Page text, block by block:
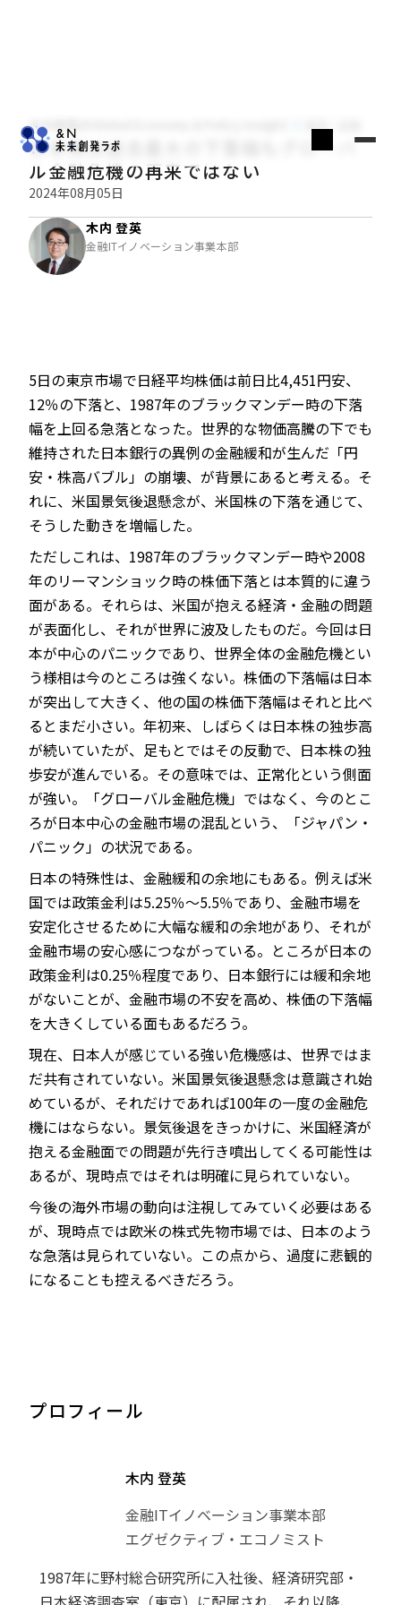
JP EN
木内登英のGlobal Economy & Policy Insight
日本株は過去最大の下落幅もグローバ
ル金融危機の再来ではない
2024年08月05日
木内 登英
金融ITイノベーション事業本部
5日の東京市場で日経平均株価は前日比4,451円安、
12％の下落と、1987年のブラックマンデー時の下落
幅を上回る急落となった。世界的な物価高騰の下でも
維持された日本銀行の異例の金融緩和が生んだ「円
安・株高バブル」の崩壊、が背景にあると考える。そ
れに、米国景気後退懸念が、米国株の下落を通じて、
そうした動きを増幅した。
ただしこれは、1987年のブラックマンデー時や2008
年のリーマンショック時の株価下落とは本質的に違う
面がある。それらは、米国が抱える経済・金融の問題
が表面化し、それが世界に波及したものだ。今回は日
本が中心のパニックであり、世界全体の金融危機とい
う様相は今のところは強くない。株価の下落幅は日本
が突出して大きく、他の国の株価下落幅はそれと比べ
るとまだ小さい。年初来、しばらくは日本株の独歩高
が続いていたが、足もとではその反動で、日本株の独
歩安が進んでいる。その意味では、正常化という側面
が強い。「グローバル金融危機」ではなく、今のとこ
ろが日本中心の金融市場の混乱という、「ジャパン・
パニック」の状況である。
日本の特殊性は、金融緩和の余地にもある。例えば米
国では政策金利は5.25％～5.5％であり、金融市場を
安定化させるために大幅な緩和の余地があり、それが
金融市場の安心感につながっている。ところが日本の
政策金利は0.25％程度であり、日本銀行には緩和余地
がないことが、金融市場の不安を高め、株価の下落幅
を大きくしている面もあるだろう。
現在、日本人が感じている強い危機感は、世界ではま
だ共有されていない。米国景気後退懸念は意識され始
めているが、それだけであれば100年の一度の金融危
機にはならない。景気後退をきっかけに、米国経済が
抱える金融面での問題が先行き噴出してくる可能性は
あるが、現時点ではそれは明確に見られていない。
今後の海外市場の動向は注視してみていく必要はある
が、現時点では欧米の株式先物市場では、日本のよう
な急落は見られていない。この点から、過度に悲観的
になることも控えるべきだろう。
プロフィール
木内 登英
金融ITイノベーション事業本部
エグゼクティブ・エコノミスト
1987年に野村総合研究所に入社後、経済研究部・